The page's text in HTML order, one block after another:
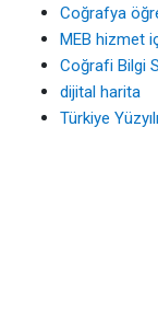
Coğrafya
MEB hizmet
Coğrafi Bilgi
dijital harita
Türkiye